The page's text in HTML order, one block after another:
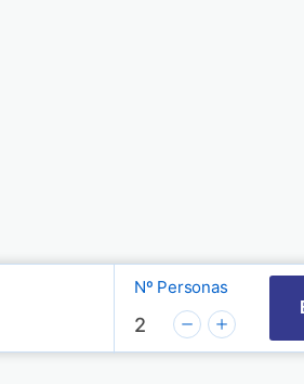
key to interact with the
down arrow key to interact with
Nº Personas
2